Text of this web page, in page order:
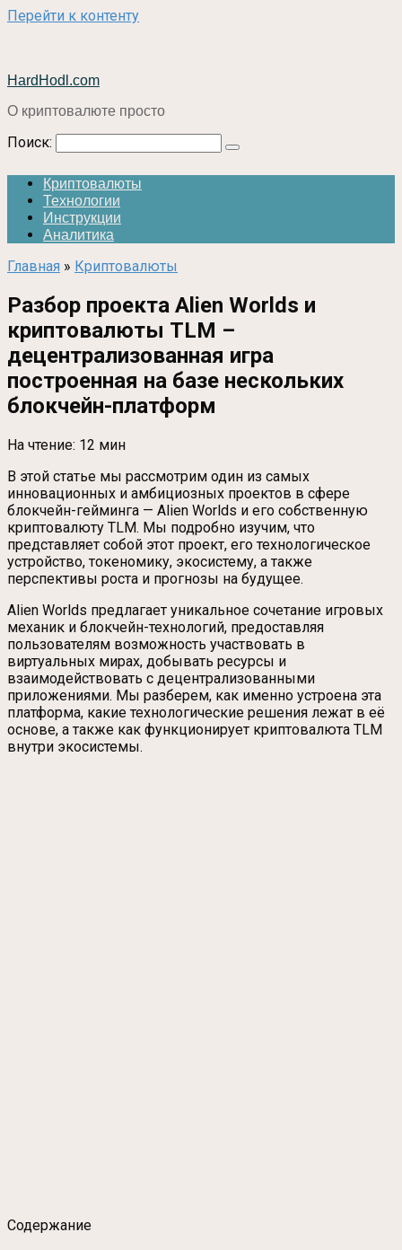
Перейти к контенту
HardHodl.com
О криптовалюте просто
Поиск:
Криптовалюты
Технологии
Инструкции
Аналитика
Главная » Криптовалюты
Разбор проекта Alien Worlds и
криптовалюты TLM –
децентрализованная игра
построенная на базе нескольких
блокчейн-платформ
На чтение: 12 мин
В этой статье мы рассмотрим один из самых
инновационных и амбициозных проектов в сфере
блокчейн-гейминга — Alien Worlds и его собственную
криптовалюту TLM. Мы подробно изучим, что
представляет собой этот проект, его технологическое
устройство, токеномику, экосистему, а также
перспективы роста и прогнозы на будущее.
Alien Worlds предлагает уникальное сочетание игровых
механик и блокчейн-технологий, предоставляя
пользователям возможность участвовать в
виртуальных мирах, добывать ресурсы и
взаимодействовать с децентрализованными
приложениями. Мы разберем, как именно устроена эта
платформа, какие технологические решения лежат в её
основе, а также как функционирует криптовалюта TLM
внутри экосистемы.
Содержание